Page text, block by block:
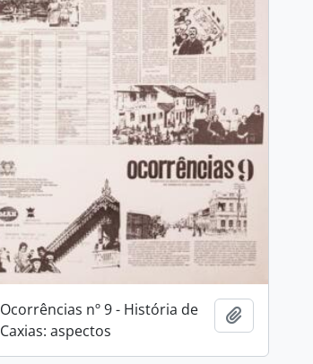
Ocorrências nº 9 - História de
Caxias: aspectos